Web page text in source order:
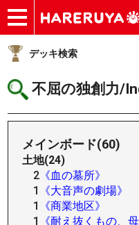
ショップ
買取
記事
デッキ検索
デッキ構築
選手一覧
店舗一覧
イベント
ヘルプ
お問い合わせ ロ
デッキ検索
不屈の独創力/
メインボード(60)
土地(24)
2 《血の墓所》
1
《大音声の劇場》
1
《商業地区》
1
《耐え抜くもの、母